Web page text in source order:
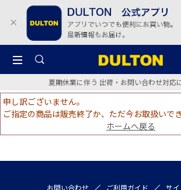
夏期休業に伴う 出荷・お問い合わせ対応
申し訳ございません。
ご指定の商品は販売終了か、ただ今お取扱いで
ホームへ戻る
お問い合わせ ご利用ガイド
サ